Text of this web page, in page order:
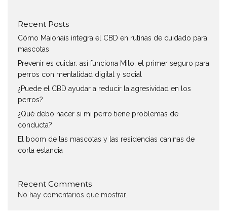
Recent Posts
Cómo Maionais integra el CBD en rutinas de cuidado para
mascotas
Prevenir es cuidar: así funciona Milo, el primer seguro para
perros con mentalidad digital y social
¿Puede el CBD ayudar a reducir la agresividad en los
perros?
¿Qué debo hacer si mi perro tiene problemas de
conducta?
El boom de las mascotas y las residencias caninas de
corta estancia
Recent Comments
No hay comentarios que mostrar.